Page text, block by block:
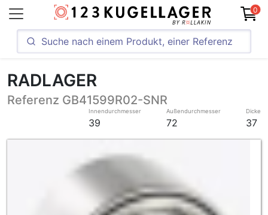
0
RADLAGER
Referenz GB41599R02-SNR
Innendurchmesser
39
Außendurchmesser
72
Dicke
37